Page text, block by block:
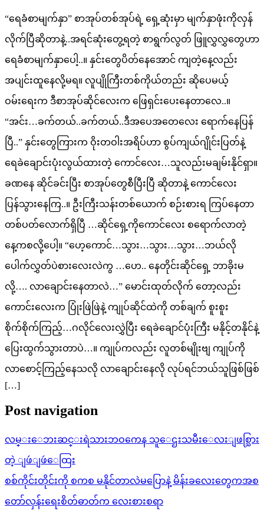
“ရေခံစာမျက်နှာ” စာအုပ်တစ်အုပ်ရဲ့ ရှေ့ဆုံးမှာ မျက်နှာဖုံးကိုလှန်
လိုက်ပြီဆိုတာနဲ့..အရင်ဆုံးတွေ့ရတဲ့ စာရွက်လွတ် ဖြူလွှလွှတွေဟာ
ရေခံစာမျက်နှာပေါ့..။ နှင်းတွေပိတ်နေအောင် ကျတဲ့နေ့လည်း
အပျင်းထူနေလို့မရ။ လူပျိုကြီးတစ်ကိုယ်တည်း ဆိုပေမယ့်
ဝမ်းရေးက ဒီစာအုပ်ဆိုင်လေးက ဖြေရှင်းပေးနေတာလေ..။
“အင်း…ခက်တယ်..ခက်တယ်..ဒီအပေအတေလေး ရောက်နေပြန်
ပြီ..” နှင်းတွေကြားက ဝိုးတဝါးအရိပ်ဟာ စွပ်ကျယ်ဂျိုင်းပြတ်နဲ့
ရေခဲချောင်းပုံးလွယ်ထားတဲ့ ကောင်လေး…သူလည်းမချမ်းနိုင်ရှာ။
ခဏနေ ဆိုင်ခင်းပြီး စာအုပ်တွေစီပြီးပြီ ဆိုတာနဲ့ ကောင်လေး
ပြန်သွားနေကြ..။ ဦးကြီးသန်းတစ်ယောက် စဉ်းစားရ ကြပ်နေတာ
တစ်ပတ်လောက်ရှိပြီ …ဆိုင်ရှေ့ကိုကောင်လေး စရောက်လာတဲ့
နေ့ကစလို့ပေါ့။ “ဟေ့ကောင်…သွား…သွား…သွား…ဘယ်လို
ပေါက်လွှတ်ပဲစားလေးလဲကွ …ဟေ.. နေတိုင်းဆိုင်ရှေ့ ဘာခိုးမ
လို့…. လာချောင်းနေတာလဲ…” မောင်းထုတ်လိုက် တော့လည်း
ကောင်းလေးက ပြုံးဖြဲဖြဲနဲ့ ကျုပ်ဆိုင်ထဲကို တစ်ချက် စူးစူး
စိုက်စိုက်ကြည့်…ဂလိုင်လေးလွှဲပြီး ရေခဲချောင်ပုံးကြီး မနိုင့်တနိုင်နဲ့
ပြေးထွက်သွားတာပဲ…။ ကျုပ်ကလည်း လူတစ်မျိုးဗျ ကျုပ်ကို
လာစောင့်ကြည့်နေသလို လာချောင်းနေလို လုပ်ရင်ဘယ်သူဖြစ်ဖြစ်
[…]
Post navigation
လမ္းေဘးဆင္းရဲသားဘဝကေန သူေဌးသမီးေလးျဖစ္သြား
တဲ့ ျဖဴျဖဴေထြး
စစ်ကိုင်းတိုင်းကို စကစ မနိုင်တာလဲမပြောနဲ့ မိန်းခလေးတွေကအစ
တော်လှန်းရေးစိတ်ဓာတ်က လေးစားစရာ